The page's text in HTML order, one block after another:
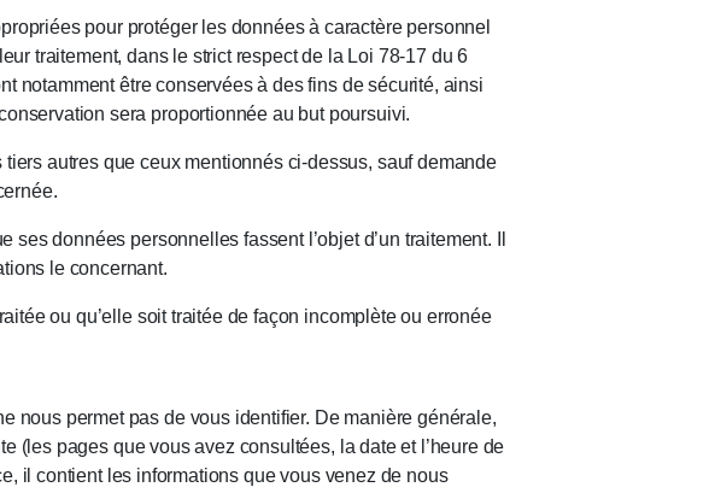
pour protéger les données à caractère personnel
traitement, dans le strict respect de la Loi 78-17 du 6
notamment être conservées à des fins de sécurité, ainsi
sera proportionnée au but poursuivi.
autres que ceux mentionnés ci-dessus, sauf demande
données personnelles fassent l’objet d’un traitement. Il
le concernant.
ou qu’elle soit traitée de façon incomplète ou erronée
nous permet pas de vous identifier. De manière générale,
(les pages que vous avez consultées, la date et l’heure de
il contient les informations que vous venez de nous